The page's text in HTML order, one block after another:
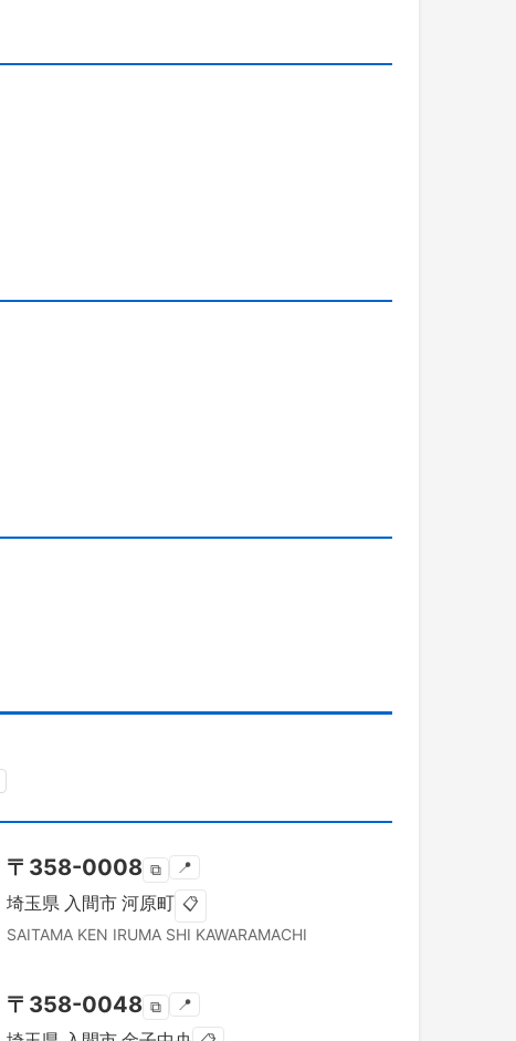
〒 358-0008 ⧉ 📍
埼玉県 入間市 河原町 📋
SAITAMA KEN IRUMA SHI KAWARAMACHI
〒 358-0048 ⧉ 📍